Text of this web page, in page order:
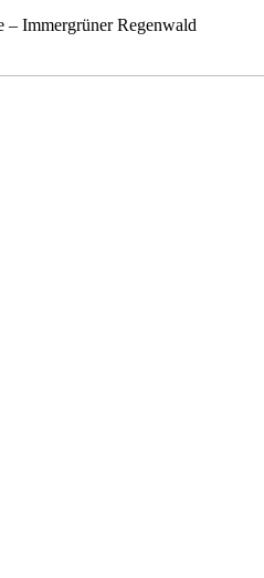
– Immergrüner Regenwald